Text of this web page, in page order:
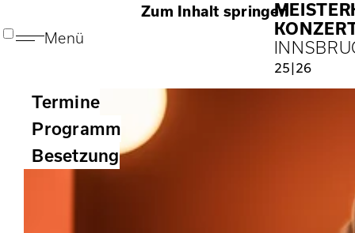
Zum Inhalt springen
Menü
25|26
Termine
Programm
Besetzung